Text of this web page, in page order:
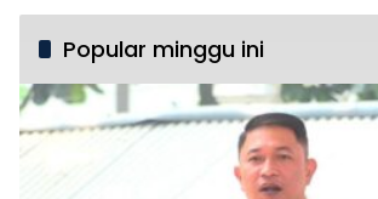
Popular minggu ini